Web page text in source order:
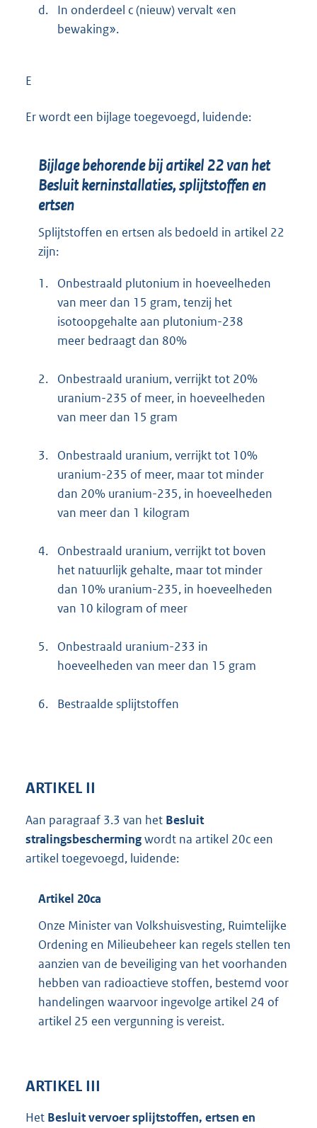
d.
In onderdeel c (nieuw) vervalt «en
bewaking».
E
Er wordt een bijlage toegevoegd, luidende:
Bijlage behorende bij artikel 22 van het
Besluit kerninstallaties, splijtstoffen en
ertsen
Splijtstoffen en ertsen als bedoeld in artikel 22
zijn:
1.
Onbestraald plutonium in hoeveelheden
van meer dan 15 gram, tenzij het
isotoopgehalte aan plutonium-238
meer bedraagt dan 80%
2.
Onbestraald uranium, verrijkt tot 20%
uranium-235 of meer, in hoeveelheden
van meer dan 15 gram
3.
Onbestraald uranium, verrijkt tot 10%
uranium-235 of meer, maar tot minder
dan 20% uranium-235, in hoeveelheden
van meer dan 1 kilogram
4.
Onbestraald uranium, verrijkt tot boven
het natuurlijk gehalte, maar tot minder
dan 10% uranium-235, in hoeveelheden
van 10 kilogram of meer
5.
Onbestraald uranium-233 in
hoeveelheden van meer dan 15 gram
6. Bestraalde splijtstoffen
ARTIKEL II
Aan paragraaf 3.3 van het Besluit
stralingsbeschermingwordt na artikel 20c een
artikel toegevoegd, luidende:
Artikel 20ca
Onze Minister van Volkshuisvesting, Ruimtelijke
Ordening en Milieubeheer kan regels stellen ten
aanzien van de beveiliging van het voorhanden
hebben van radioactieve stoffen, bestemd voor
handelingen waarvoor ingevolge artikel 24 of
artikel 25 een vergunning is vereist.
ARTIKEL III
Het Besluit vervoer splijtstoffen, ertsen en